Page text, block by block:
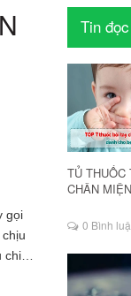
gọi
Tin
TỦ THUỐC
CHÂN
0 Bình